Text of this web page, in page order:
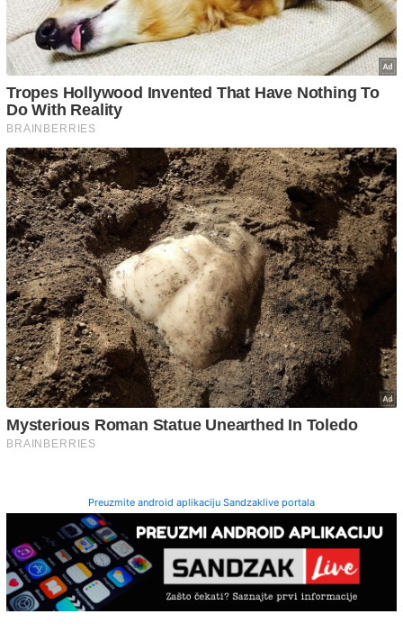
Preuzmite android aplikaciju Sandzaklive portala